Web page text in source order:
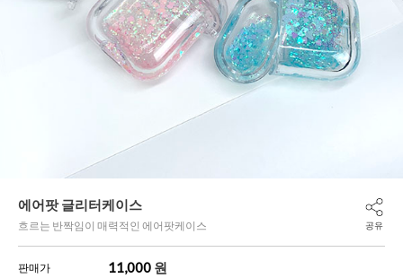
에어팟 글리터케이스
흐르는 반짝임이 매력적인 에어팟케이스 공유
판매가 11,000 원